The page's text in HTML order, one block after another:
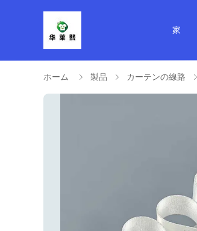
家
ホーム 製品 カーテンの線路